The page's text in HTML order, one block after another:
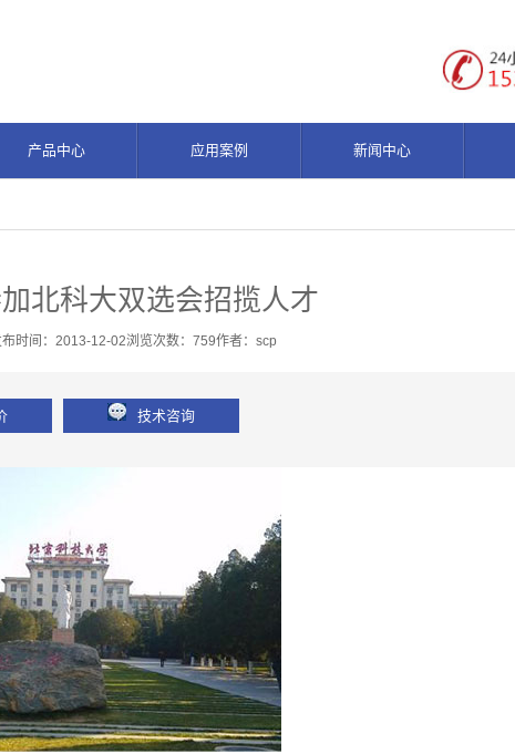
产品中心 应用案例 新闻中心
北科大双选会招揽人才
时间：2013-12-02浏览次数：759作者：scp
技术咨询